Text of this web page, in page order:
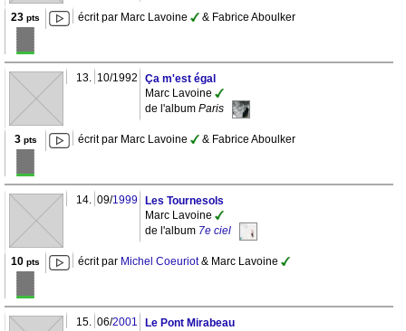
23 pts écrit par Marc Lavoine & Fabrice Aboulker
13. 10/1992
Ça m'est égal
Marc Lavoine
de l'album Paris
3pts écrit par Marc Lavoine & Fabrice Aboulker
14. 09/1999
Les Tournesols
Marc Lavoine
de l'album 7e ciel
10 pts écrit par Michel Coeuriot& Marc Lavoine
15. 06/2001
Le Pont Mirabeau